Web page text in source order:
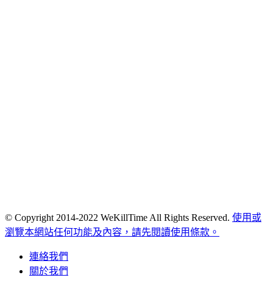
© Copyright 2014-2022 WeKillTime All Rights Reserved. 使用或
瀏覽本網站任何功能及內容，請先閱讀使用條款。
連絡我們
關於我們